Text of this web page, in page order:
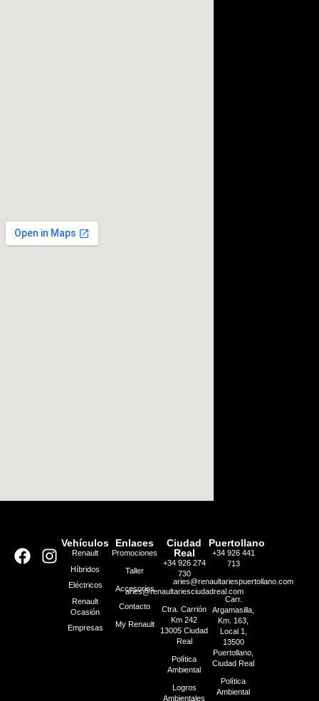
Vehículos
Renault
Híbridos
Eléctricos
Renault
Ocasión
Empresas
Enlaces
Promociones
Taller
Accesorios
Contacto
My Renault
Ciudad
Real
+34 926 274
730
aries@renaultariesciudadreal.com
Ctra. Carrión
Km 242
13005 Ciudad
Real
Política
Ambiental
Logros
Ambientales
Puertollano
+34 926 441
713
aries@renaultariespuertollano.com
Carr.
Argamasilla,
Km. 163,
Local 1,
13500
Puertollano,
Ciudad Real
Política
Ambiental